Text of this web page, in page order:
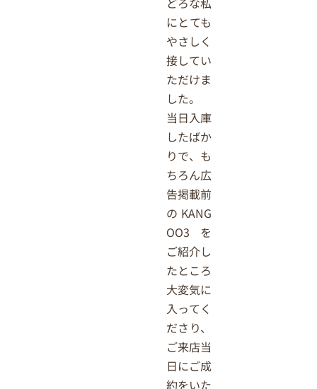
にとても
やさしく
接してい
ただけま
した。
当日入庫
したばか
りで、も
ちろん広
告掲載前
の KANG
OO3 を
ご紹介し
たところ
大変気に
入ってく
ださり、
ご来店当
日にご成
約をいた